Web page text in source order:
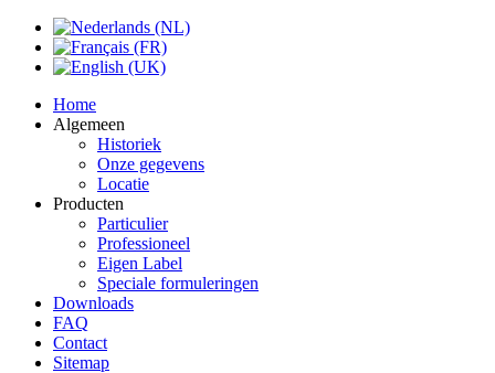
Home
Algemeen
Historiek
Onze gegevens
Locatie
Producten
Particulier
Professioneel
Eigen Label
Speciale formuleringen
Downloads
FAQ
Contact
Sitemap